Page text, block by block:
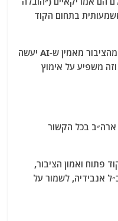
משמעותית בתחום הקוד
5. יישום ואמון ציבורי – בסין כ-80% מהציבור מאמין ש-AI יעשה
משפיע על אימוץ
ארה״ב בכל הקשור
פתוח ואמון הציבור,
אנבידיה, לשמור על